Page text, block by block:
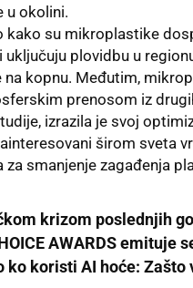
u okolini.
su mikroplastike
plovidbu u
kopnu. Međutim,
prenosom iz
izrazila je svoj
širom sveta
za smanjenje zagađenja
krizom poslednjih
AWARDS emituje
ko koristi AI hoće: Zašto